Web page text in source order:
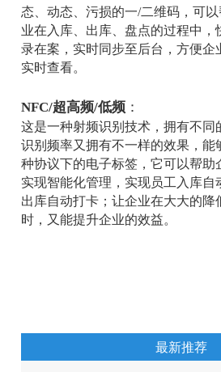
一/二维码扫描 ：
它有快速扫码的功能，强大
态、动态、污损的一/二维
业在入库、出库、盘点的过
录在案，实时同步至后台，方
实时查看。
NFC/超高频/低频：
这是一种射频识别技术，拥
识别频率又拥有不一样的